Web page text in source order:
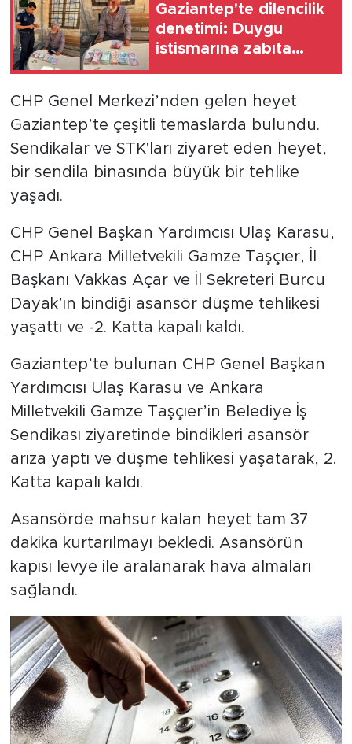
Gaziantep'te dilencilik
denetimi: Duygu
istismarına zabıta
CHP Genel Merkezi’nden gelen heyet
Gaziantep’te çeşitli temaslarda bulundu.
Sendikalar ve STK'ları ziyaret eden heyet,
bir sendila binasında büyük bir tehlike
yaşadı.
CHP Genel Başkan Yardımcısı Ulaş Karasu,
CHP Ankara Milletvekili Gamze Taşçıer, İl
Başkanı Vakkas Açar ve İl Sekreteri Burcu
Dayak’ın bindiği asansör düşme tehlikesi
yaşattı ve -2. Katta kapalı kaldı.
Gaziantep’te bulunan CHP Genel Başkan
Yardımcısı Ulaş Karasu ve Ankara
Milletvekili Gamze Taşçıer’in Belediye İş
Sendikası ziyaretinde bindikleri asansör
arıza yaptı ve düşme tehlikesi yaşatarak, 2.
Katta kapalı kaldı.
Asansörde mahsur kalan heyet tam 37
dakika kurtarılmayı bekledi. Asansörün
kapısı levye ile aralanarak hava almaları
sağlandı.